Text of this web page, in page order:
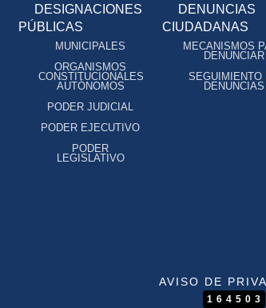
DESIGNACIONES
PÚBLICAS
MUNICIPALES
ORGANISMOS
CONSTITUCIONALES
AUTÓNOMOS
PODER JUDICIAL
PODER EJECUTIVO
PODER
LEGISLATIVO
DENUNCIAS
CIUDADANAS
MECANISMOS
DENUNCIAR
SEGUIMIENTO
DENUNCIAS
AVISO DE
164503